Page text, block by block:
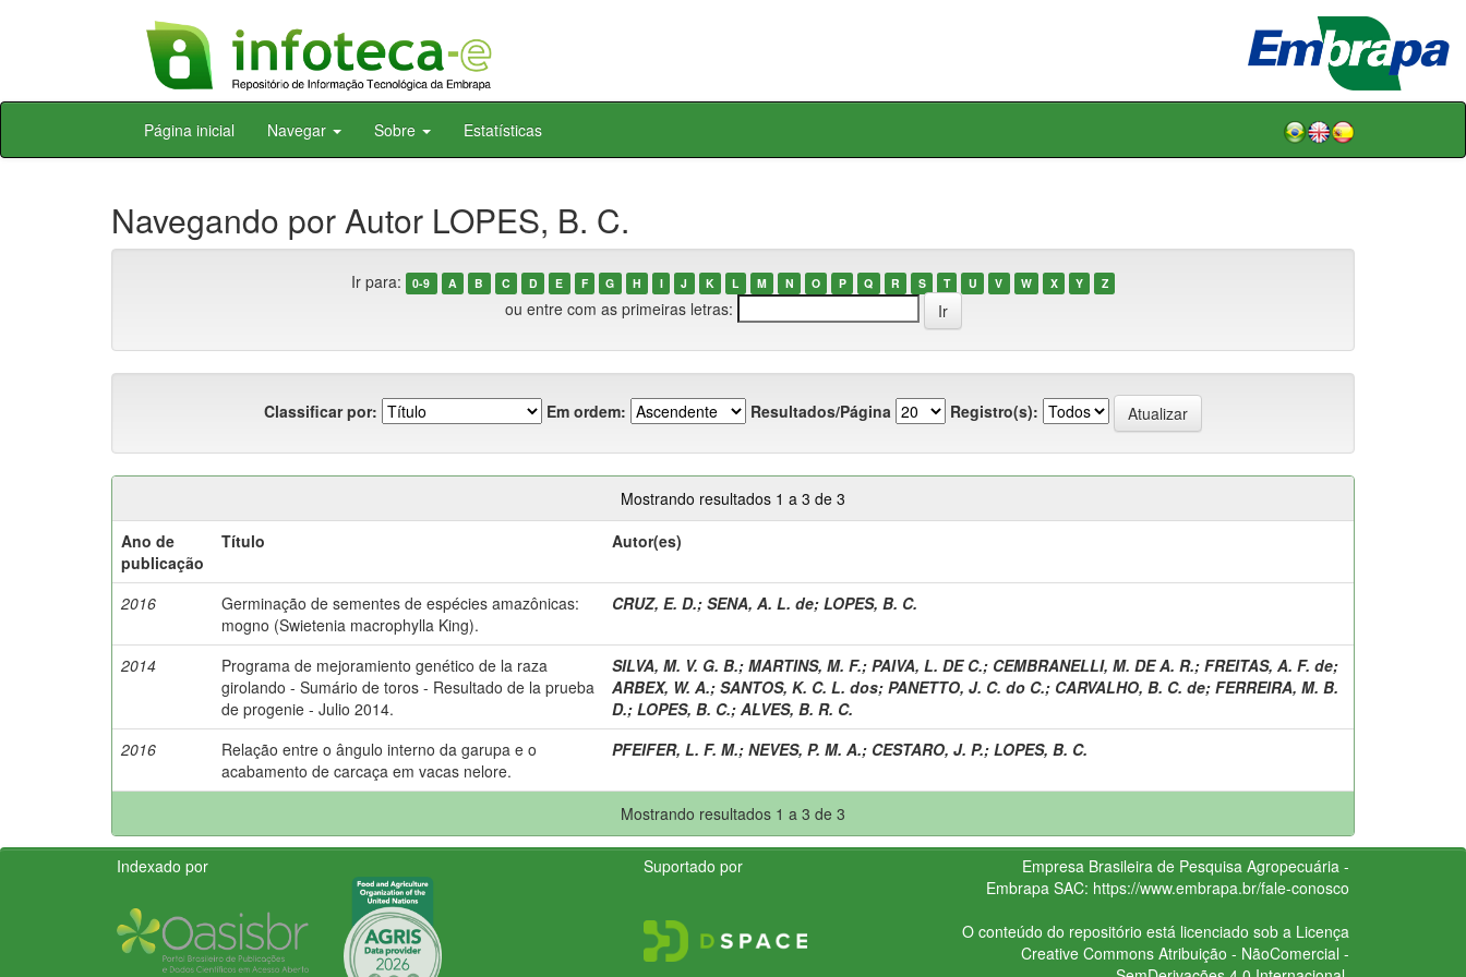
Skip
Página inicial Navegar Sobre Estatísticas
Navegando por Autor LOPES, B. C.
Ir para: 0-9 A B C D E F G H I J K L M N O P Q R S T U V W X Y Z
ou entre com as primeiras letras:
Classificar por: Em ordem: Resultados/Página Registro(s):
Mostrando resultados 1 a 3 de 3
Ano de
publicação
Título Autor(es)
2016
Germinação de sementes de espécies amazônicas:
mogno (Swietenia macrophylla King).
CRUZ, E. D.; SENA, A. L. de; LOPES, B. C.
2014
Programa de mejoramiento genético de la raza
girolando - Sumário de toros - Resultado de la prueba
de progenie - Julio 2014.
SILVA, M. V. G. B.; MARTINS, M. F.; PAIVA, L. DE C.; CEMBRANELLI, M. DE A. R.; FREITAS, A. F. de;
ARBEX, W. A.; SANTOS, K. C. L. dos; PANETTO, J. C. do C.; CARVALHO, B. C. de; FERREIRA, M. B.
D.; LOPES, B. C.; ALVES, B. R. C.
2016
Relação entre o ângulo interno da garupa e o
acabamento de carcaça em vacas nelore.
PFEIFER, L. F. M.; NEVES, P. M. A.; CESTARO, J. P.; LOPES, B. C.
Mostrando resultados 1 a 3 de 3
Indexado por Suportado por
Empresa Brasileira de Pesquisa Agropecuária -
Embrapa SAC: https://www.embrapa.br/fale-conosco
O conteúdo do repositório está licenciado sob a Licença
Creative CommonsAtribuição - NãoComercial -